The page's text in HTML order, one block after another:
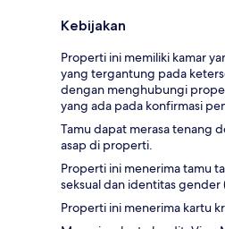
Kebijakan
Properti ini memiliki kamar
yang tergantung pada
dengan menghubungi
yang ada pada konfirmasi
Tamu dapat merasa tenang
asap di properti.
Properti ini menerima tamu
seksual dan identitas gender
Properti ini menerima kartu